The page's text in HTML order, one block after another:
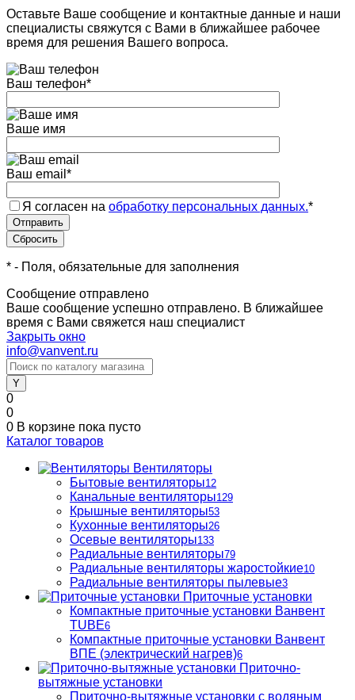
Оставьте Ваше сообщение и контактные данные и наши
специалисты свяжутся с Вами в ближайшее рабочее
время для решения Вашего вопроса.
Ваш телефон*
Ваше имя
Ваш email *
Я согласен на обработку персональных данных.*
* - Поля, обязательные для заполнения
Сообщение отправлено
Ваше сообщение успешно отправлено. В ближайшее
время с Вами свяжется наш специалист
Закрыть окно
info@vanvent.ru
0
0
0 В корзине пока пусто
Каталог товаров
Вентиляторы
Бытовые вентиляторы12
Канальные вентиляторы129
Крышные вентиляторы53
Кухонные вентиляторы26
Осевые вентиляторы133
Радиальные вентиляторы79
Радиальные вентиляторы жаростойкие10
Радиальные вентиляторы пылевые3
Приточные установки
Компактные приточные установки Ванвент
TUBE6
Компактные приточные установки Ванвент
ВПЕ (электрический нагрев)6
Приточно-
вытяжные установки
Приточно-вытяжные установки с водяным